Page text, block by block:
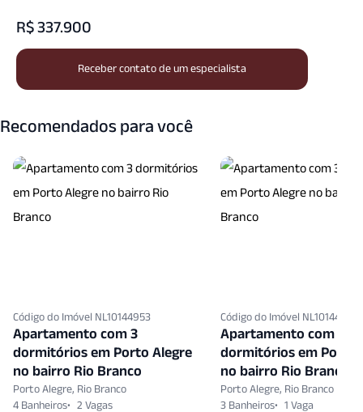
R$ 337.900
Receber contato de um especialista
Recomendados para você
Código do Imóvel NL10144953
Apartamento com 3
dormitórios em Porto Alegre
no bairro Rio Branco
Porto Alegre, Rio Branco
4 Banheiros
2 Vagas
Código do Imóvel NL10144213
Apartamento com 3
dormitórios em Porto
no bairro Rio Branco
Porto Alegre, Rio Branco
3 Banheiros
1 Vaga